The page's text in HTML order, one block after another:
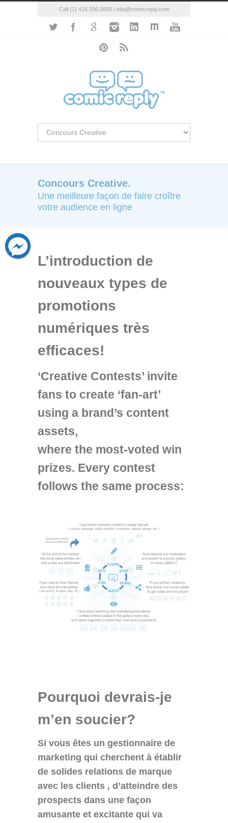
Call (1) 416.596.0800 / info@comicreply.com
Concours Creative.
Une meilleure façon de faire croître
votre audience en ligne
L’introduction de
nouveaux types de
promotions
numériques très
efficaces!
‘Creative Contests’ invite
fans to create ‘fan-art’
using a brand’s content
assets,
where the most-voted win
prizes. Every contest
follows the same process:
Pourquoi devrais-je
m’en soucier?
Si vous êtes un gestionnaire de
marketing qui cherchent à établir
de solides relations de marque
avec les clients , d’atteindre des
prospects dans une façon
amusante et excitante qui va